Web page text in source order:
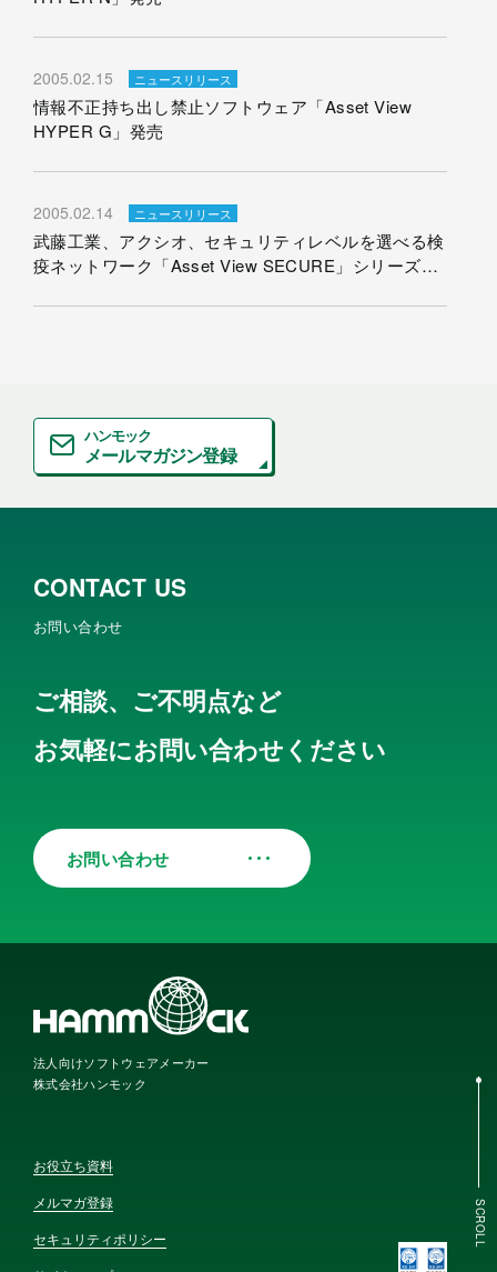
2005.02.15 ニュースリリース
情報不正持ち出し禁止ソフトウェア「Asset View
HYPER G」発売
2005.02.14 ニュースリリース
武藤工業、アクシオ、セキュリティレベルを選べる検
疫ネットワーク「Asset View SECURE」シリーズを
ハンモック
メールマガジン登録
CONTACT US
お問い合わせ
ご相談、ご不明点など
お気軽にお問い合わせください
お問い合わせ
SCROLL
法人向けソフトウェアメーカー
株式会社ハンモック
お役立ち資料
メルマガ登録
セキュリティポリシー